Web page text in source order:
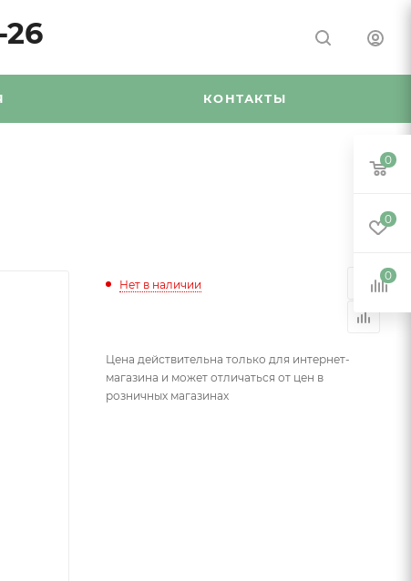
26
КОНТАКТЫ
Нет в наличии
Цена действительна только для интернет-
магазина и может отличаться от цен в
розничных магазинах
0
0
0